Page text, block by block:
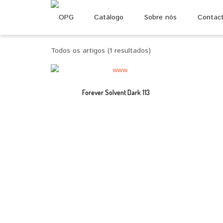
Catálogo Sobre nós
Todos os artigos (1 resultados)
Forever Solvent Dark 113